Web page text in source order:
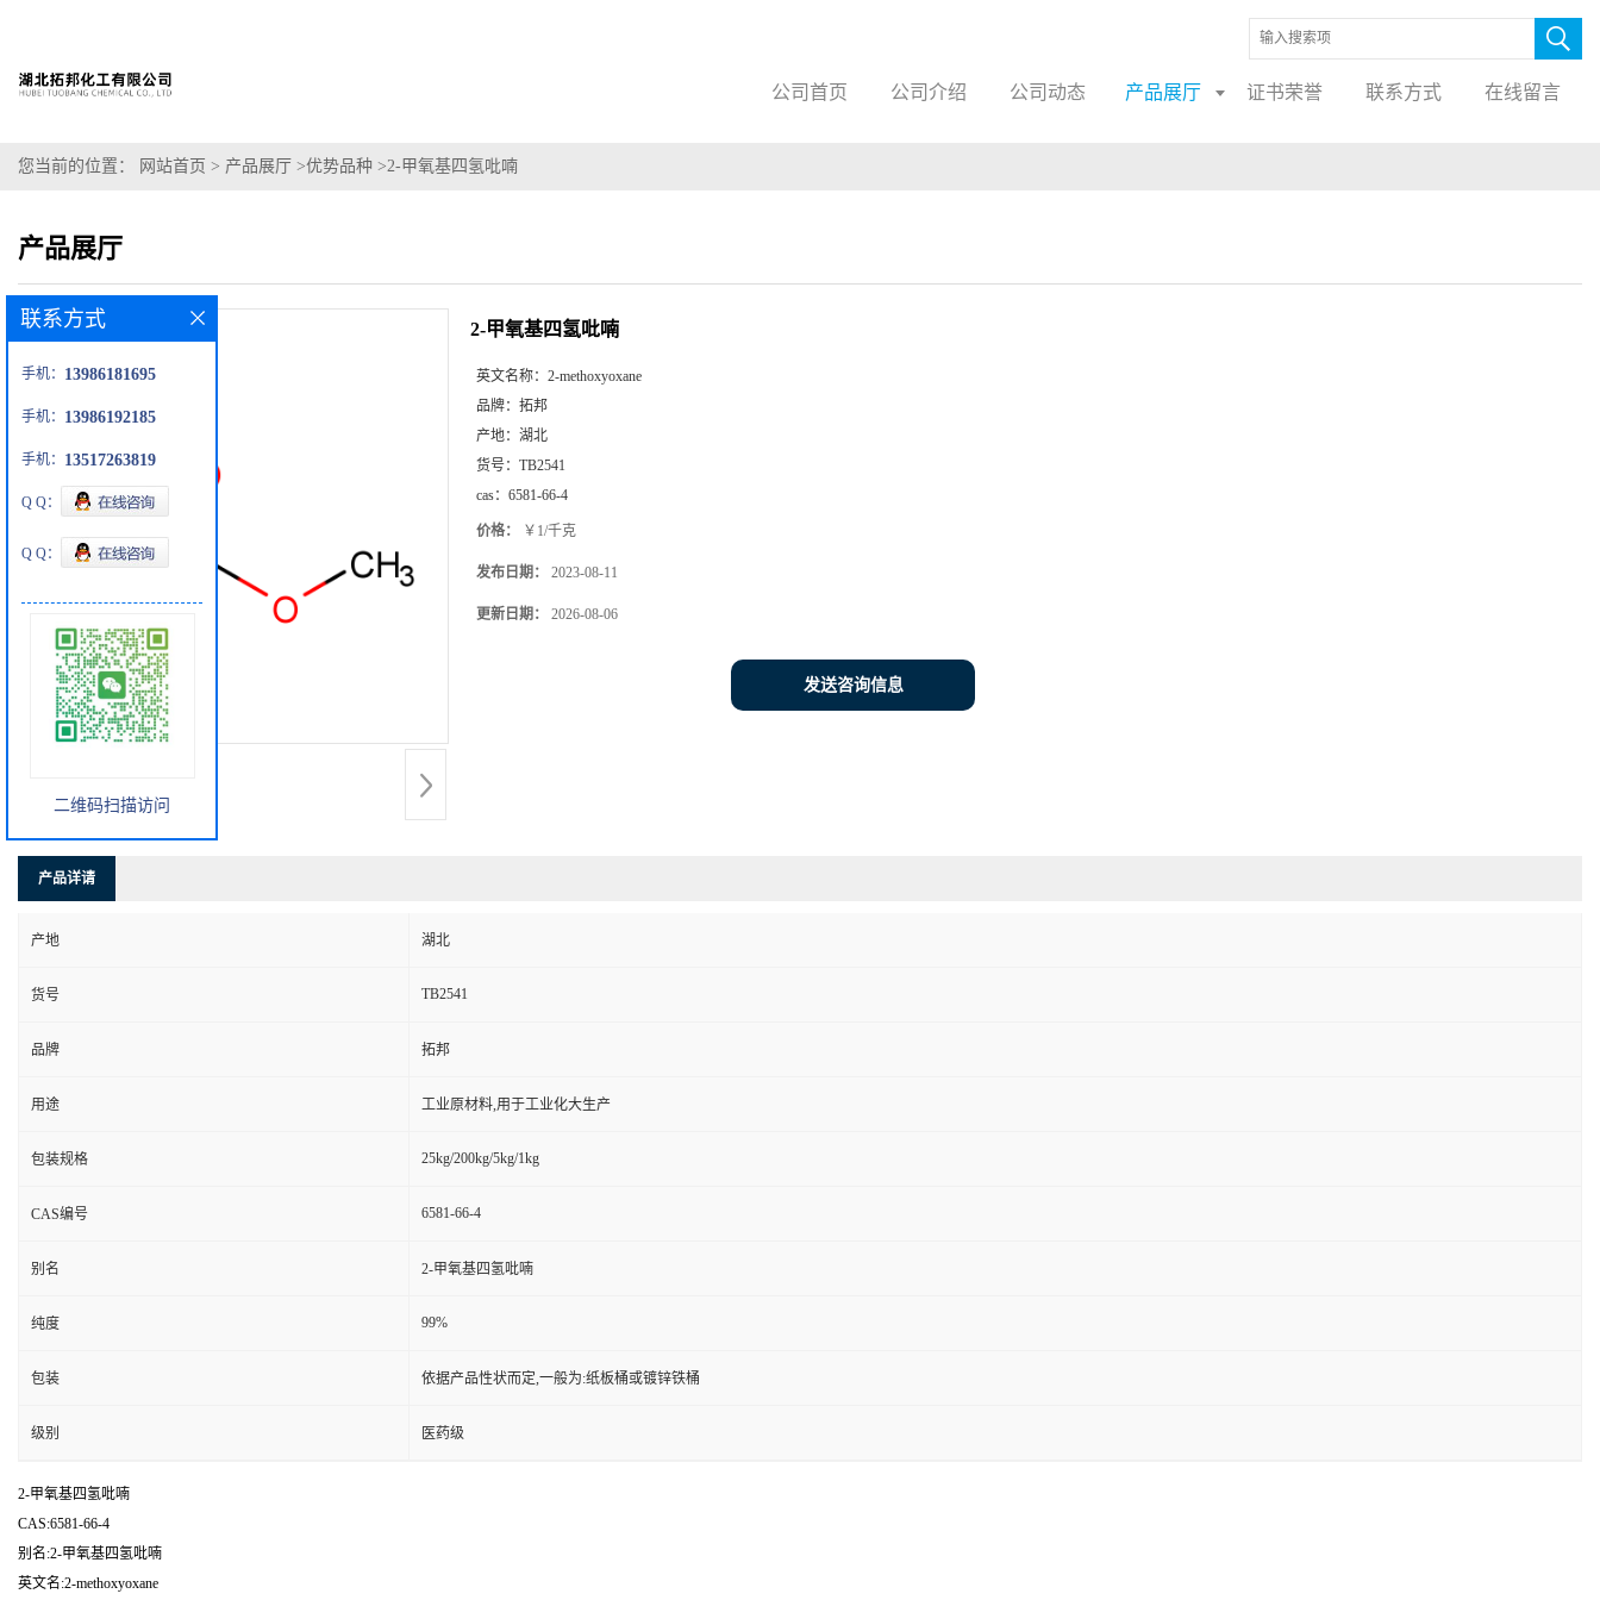
公司首页 公司介绍 公司动态 产品展厅 证书荣誉 联系方式 在线留言
您当前的位置： 网站首页 > 产品展厅 >优势品种 >2-甲氧基四氢吡喃
产品展厅
2-甲氧基四氢吡喃
英文名称： 2-methoxyoxane
品牌： 拓邦
产地： 湖北
货号： TB2541
cas： 6581-66-4
价格： ￥1/千克
发布日期： 2023-08-11
更新日期： 2026-08-06
发送咨询信息
产品详请
产地 湖北
货号 TB2541
品牌 拓邦
用途 工业原材料,用于工业化大生产
包装规格 25kg/200kg/5kg/1kg
CAS编号 6581-66-4
别名 2-甲氧基四氢吡喃
纯度 99%
包装 依据产品性状而定,一般为:纸板桶或镀锌铁桶
级别 医药级
2-甲氧基四氢吡喃
CAS:6581-66-4
别名:2-甲氧基四氢吡喃
英文名:2-methoxyoxane
联系方式
手机： 13986181695
手机： 13986192185
手机： 13517263819
Q Q：
Q Q：
二维码扫描访问